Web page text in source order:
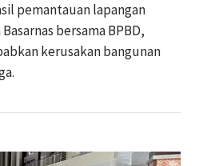
pemantauan lapangan
bersama BPBD,
kerusakan bangunan